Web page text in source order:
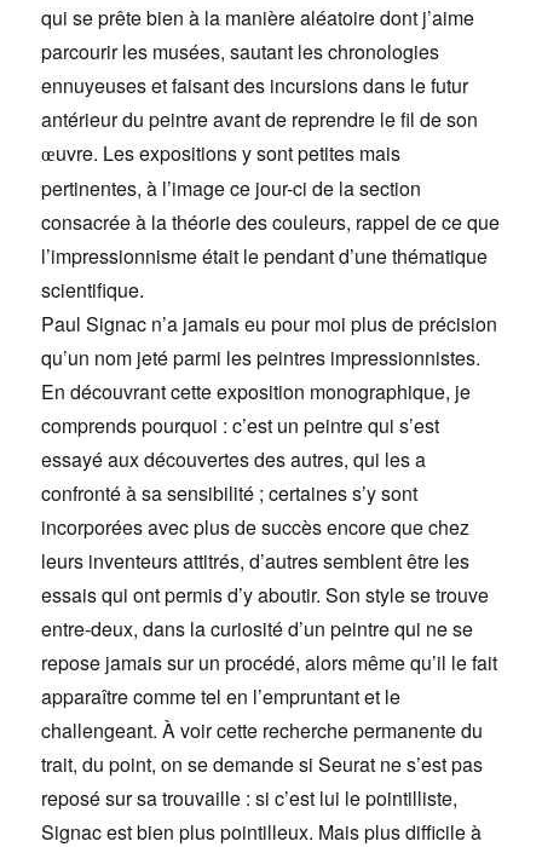
qui se prête bien à la manière aléatoire dont j’aime
parcourir les musées, sautant les chronologies
ennuyeuses et faisant des incursions dans le futur
antérieur du peintre avant de reprendre le fil de son
œuvre. Les expositions y sont petites mais
pertinentes, à l’image ce jour-ci de la section
consacrée à la théorie des couleurs, rappel de ce que
l’impressionnisme était le pendant d’une thématique
scientifique.
Paul Signac n’a jamais eu pour moi plus de précision
qu’un nom jeté parmi les peintres impressionnistes.
En découvrant cette exposition monographique, je
comprends pourquoi : c’est un peintre qui s’est
essayé aux découvertes des autres, qui les a
confronté à sa sensibilité ; certaines s’y sont
incorporées avec plus de succès encore que chez
leurs inventeurs attitrés, d’autres semblent être les
essais qui ont permis d’y aboutir. Son style se trouve
entre-deux, dans la curiosité d’un peintre qui ne se
repose jamais sur un procédé, alors même qu’il le fait
apparaître comme tel en l’empruntant et le
challengeant. À voir cette recherche permanente du
trait, du point, on se demande si Seurat ne s’est pas
reposé sur sa trouvaille : si c’est lui le pointilliste,
Signac est bien plus pointilleux. Mais plus difficile à